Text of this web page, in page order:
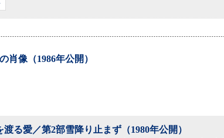
肖像（1986年公開）
る愛／第2部雪降り止まず（1980年公開）